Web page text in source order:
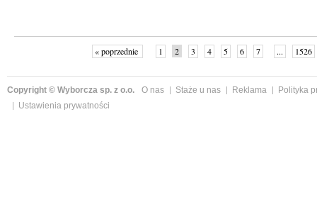
« poprzednie 1 2 3 4 5 6 7 ... 1526
Copyright © Wyborcza sp. z o.o. O nas Staże u nas Reklama
Polityka
Ustawienia prywatności